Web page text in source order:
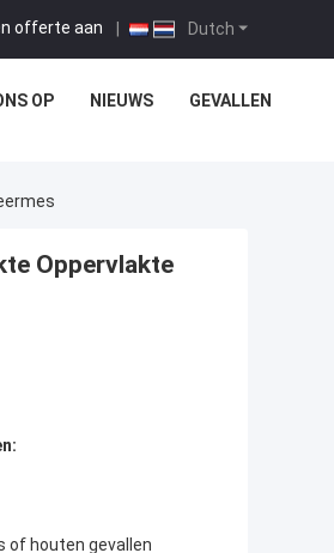
Dutch
offerte aan |
OP NIEUWS GEVALLEN
Oppervlakte
of houten gevallen